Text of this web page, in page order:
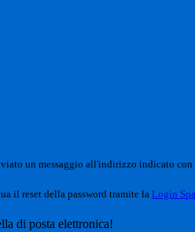
un messaggio all'indirizzo indicato con
il reset della password tramite la Login
di posta elettronica!